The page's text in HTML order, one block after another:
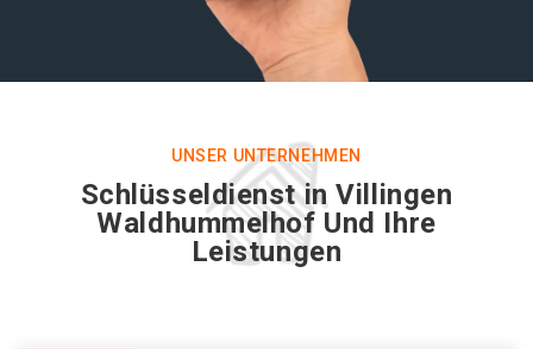
UNSER UNTERNEHMEN
Schlüsseldienst in Villingen
Waldhummelhof Und Ihre
Leistungen